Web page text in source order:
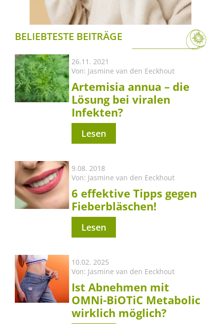
BELIEBTESTE BEITRÄGE
26.11. 2021
Von: Jasmine van den Eeckhout
Artemisia annua – die
Lösung bei viralen
Infekten?
Lesen
9.08. 2018
Von: Jasmine van den Eeckhout
6 effektive Tipps gegen
Fieberbläschen!
Lesen
10.02. 2025
Von: Jasmine van den Eeckhout
Ist Abnehmen mit
OMNi-BiOTiC Metabolic
wirklich möglich?